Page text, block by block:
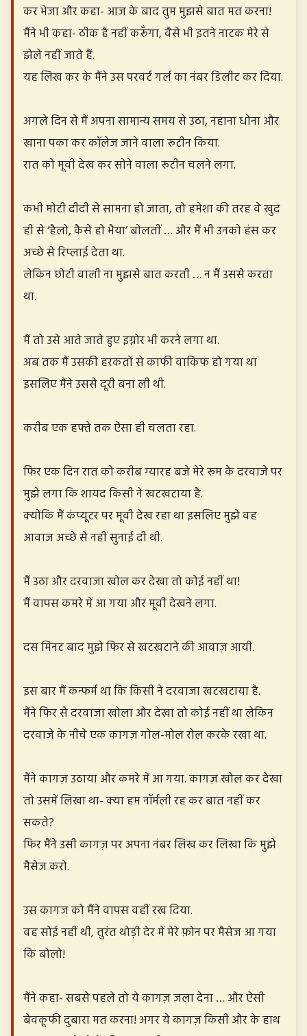
कर भेजा और कहा- आज के बाद तुम मुझसे बात मत करना!
मैंने भी कहा- ठीक है नहीं करूँगा, वैसे भी इतने नाटक मेरे से
झेले नहीं जाते हैं.
यह लिख कर के मैंने उस परवर्ट गर्ल का नंबर डिलीट कर दिया.
अगले दिन से मैं अपना सामान्य समय से उठा, नहाना धोना और
खाना पका कर कॉलेज जाने वाला रूटीन किया.
रात को मूवी देख कर सोने वाला रूटीन चलने लगा.
कभी मोटी दीदी से सामना हो जाता, तो हमेशा की तरह वे खुद
ही से ‘हैलो, कैसे हो भैया’ बोलतीं … और मैं भी उनको हंस कर
अच्छे से रिप्लाई देता था.
लेकिन छोटी वाली ना मुझसे बात करती … न मैं उससे करता
था.
मैं तो उसे आते जाते हुए इग्नोर भी करने लगा था.
अब तक मैं उसकी हरकतों से काफी वाकिफ हो गया था
इसलिए मैंने उससे दूरी बना ली थी.
करीब एक हफ्ते तक ऐसा ही चलता रहा.
फिर एक दिन रात को करीब ग्यारह बजे मेरे रूम के दरवाजे पर
मुझे लगा कि शायद किसी ने खटखटाया है.
क्योंकि मैं कंप्यूटर पर मूवी देख रहा था इसलिए मुझे वह
आवाज अच्छे से नहीं सुनाई दी थी.
मैं उठा और दरवाजा खोल कर देखा तो कोई नहीं था!
मैं वापस कमरे में आ गया और मूवी देखने लगा.
दस मिनट बाद मुझे फिर से खटखटाने की आवाज़ आयी.
इस बार मैं कन्फर्म था कि किसी ने दरवाजा खटखटाया है.
मैंने फिर से दरवाजा खोला और देखा तो कोई नहीं था लेकिन
दरवाजे के नीचे एक कागज़ गोल-मोल रोल करके रखा था.
मैंने कागज़ उठाया और कमरे में आ गया. कागज़ खोल कर देखा
तो उसमें लिखा था- क्या हम नॉर्मली रह कर बात नहीं कर
सकते?
फिर मैंने उसी कागज़ पर अपना नंबर लिख कर लिखा कि मुझे
मैसेज करो.
उस कागज को मैंने वापस वहीं रख दिया.
वह सोई नहीं थी, तुरंत थोड़ी देर में मेरे फ़ोन पर मैसेज आ गया
कि बोलो!
मैंने कहा- सबसे पहले तो ये कागज़ जला देना … और ऐसी
बेवकूफी दुबारा मत करना! अगर ये कागज़ किसी और के हाथ